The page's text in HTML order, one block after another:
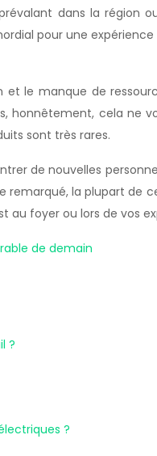
dans la
pour une
le manque de
honnêtement, cela
sont très rares.
de nouvelles
la plupart de
au foyer ou lors de vos
de demain
?
?